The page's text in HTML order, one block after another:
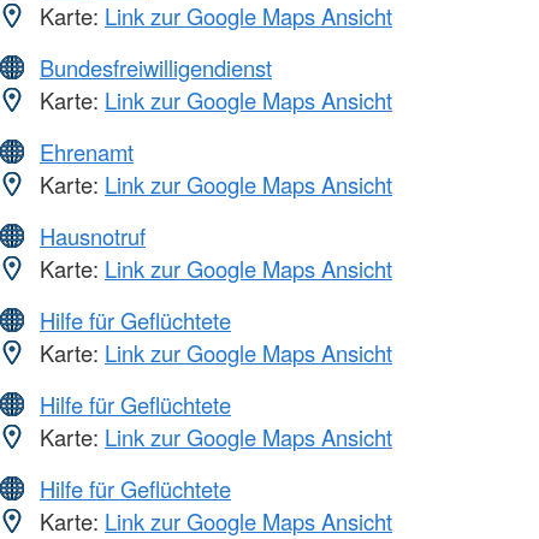
Karte: Link zur Google Maps Ansicht
Bundesfreiwilligendienst
Karte: Link zur Google Maps Ansicht
Ehrenamt
Karte: Link zur Google Maps Ansicht
Hausnotruf
Karte: Link zur Google Maps Ansicht
Hilfe für Geflüchtete
Karte: Link zur Google Maps Ansicht
Hilfe für Geflüchtete
Karte: Link zur Google Maps Ansicht
Hilfe für Geflüchtete
Karte: Link zur Google Maps Ansicht